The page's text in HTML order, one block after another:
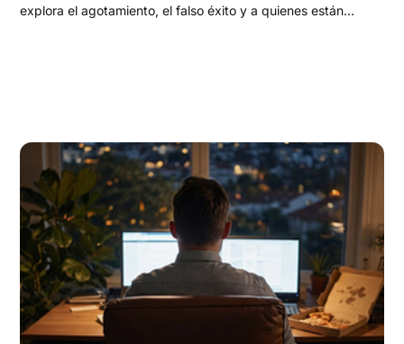
explora el agotamiento, el falso éxito y a quienes están